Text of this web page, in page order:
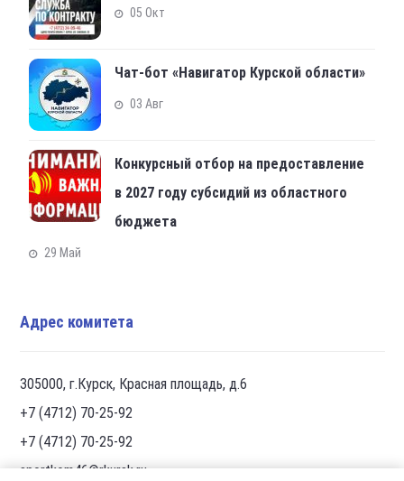
05 Окт
Чат-бот «Навигатор Курской области»
03 Авг
Конкурсный отбор на предоставление
в 2027 году субсидий из областного
бюджета
29 Май
Адрес комитета
305000, г.Курск, Красная площадь, д.6
+7 (4712) 70-25-92
+7 (4712) 70-25-92
sportkom46@rkursk.ru